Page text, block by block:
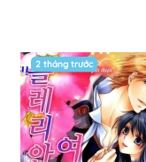
2 tháng trước